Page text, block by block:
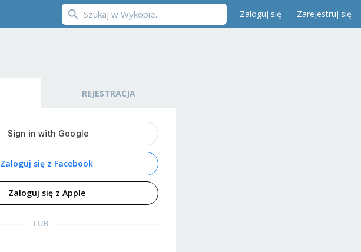
Zaloguj się Zarejestruj się
REJESTRACJA
Zaloguj się z Facebook
Zaloguj się z Apple
LUB